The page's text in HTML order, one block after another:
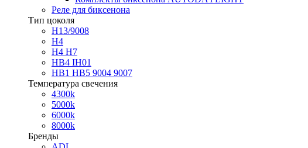
Реле для биксенона
Тип цоколя
H13/9008
H4
H4 H7
HB4 IH01
HB1 HB5 9004 9007
Температура свечения
4300k
5000k
6000k
8000k
Бренды